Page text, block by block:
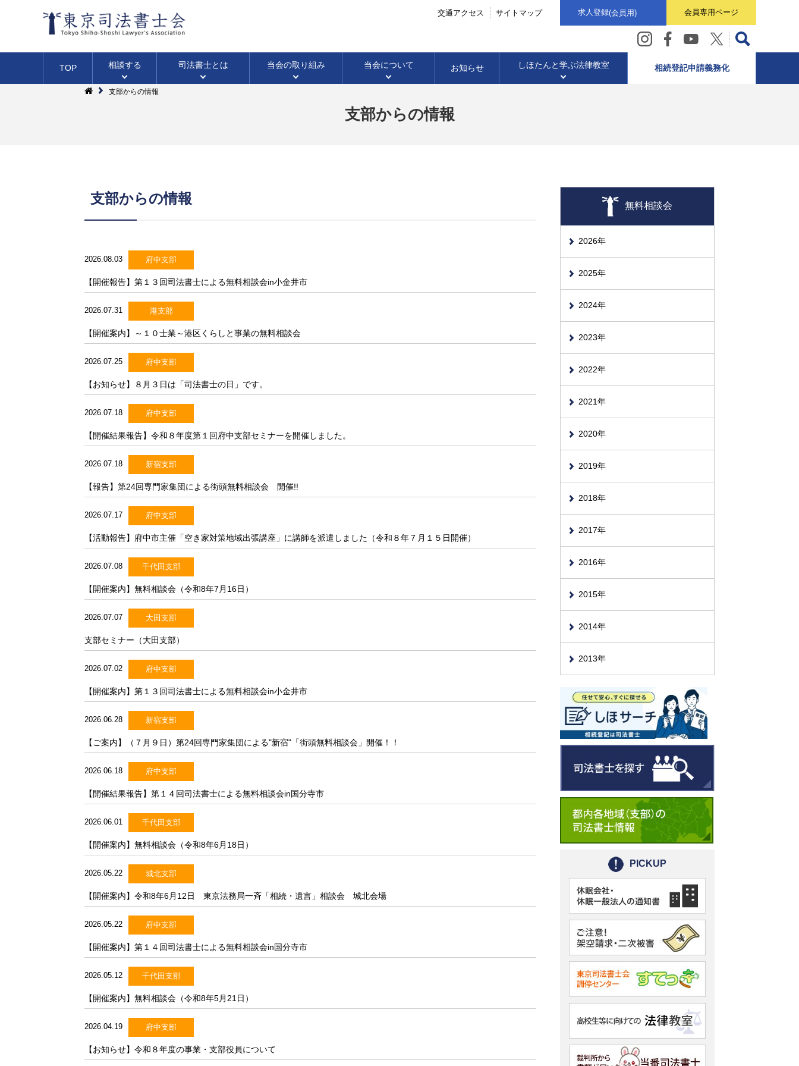
交通アクセス サイトマップ 求人登録(会員用) 会員専用ページ
TOP 相談する
無料相談法律相談
（WEB・面談・電話・出張）
無料相談会カレンダー
司法書士とは
土地・建物の登記
（不動産登記）
相続業務
当会の取り組み
ファーロ 動画ギャラリー
当会について
会長挨拶 東京司法書士会概要
お知らせ しほたんと学ぶ法律教室
相続のこと 土地や家のこと
相続登記申請義務化
支部からの情報
支部からの情報
支部からの情報
2026.08.03 府中支部
【開催報告】第１３回司法書士による無料相談会in小金井市
2026.07.31 港支部
【開催案内】～１０士業～港区くらしと事業の無料相談会
2026.07.25 府中支部
【お知らせ】８月３日は「司法書士の日」です。
2026.07.18 府中支部
【開催結果報告】令和８年度第１回府中支部セミナーを開催しました。
2026.07.18 新宿支部
【報告】第24回専門家集団による街頭無料相談会 開催!!
2026.07.17 府中支部
【活動報告】府中市主催「空き家対策地域出張講座」に講師を派遣しました（令和８年７月１５日開催）
2026.07.08 千代田支部
【開催案内】無料相談会（令和8年7月16日）
2026.07.07 大田支部
支部セミナー（大田支部）
2026.07.02 府中支部
【開催案内】第１３回司法書士による無料相談会in小金井市
2026.06.28 新宿支部
【ご案内】（７月９日）第24回専門家集団による"新宿"「街頭無料相談会」開催！！
2026.06.18 府中支部
【開催結果報告】第１４回司法書士による無料相談会in国分寺市
2026.06.01 千代田支部
【開催案内】無料相談会（令和8年6月18日）
2026.05.22 城北支部
【開催案内】令和8年6月12日 東京法務局一斉「相続・遺言」相談会 城北会場
2026.05.22 府中支部
【開催案内】第１４回司法書士による無料相談会in国分寺市
2026.05.12 千代田支部
【開催案内】無料相談会（令和8年5月21日）
2026.04.19 府中支部
【お知らせ】令和８年度の事業・支部役員について
無料相談会
2026年
2025年
2024年
2023年
2022年
2021年
2020年
2019年
2018年
2017年
2016年
2015年
2014年
2013年
PICKUP